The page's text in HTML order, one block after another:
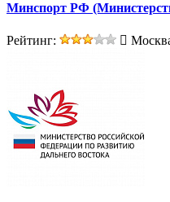
Минспорт РФ
Рейтинг: